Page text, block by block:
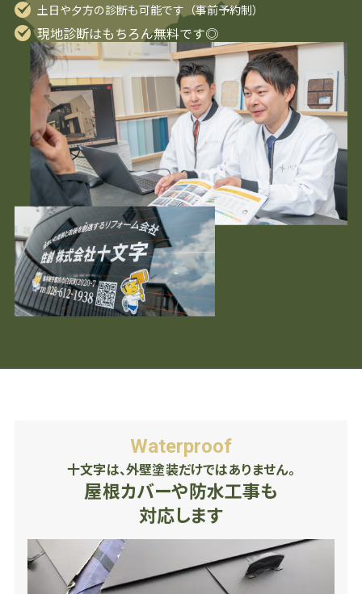
土日や夕方の診断も可能です（事前予約制）
現地診断はもちろん無料です◎
Waterproof
十文字は、外壁塗装だけではありません。
屋根カバーや防水工事も
対応します